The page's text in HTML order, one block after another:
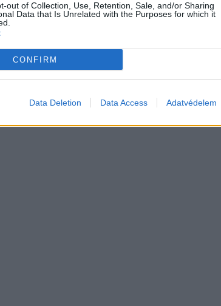
out of Collection, Use, Retention, Sale, and/or Sharing
Data that Is Unrelated with the Purposes for which it
CONFIRM
Data Deletion Data Access Adatvédelem